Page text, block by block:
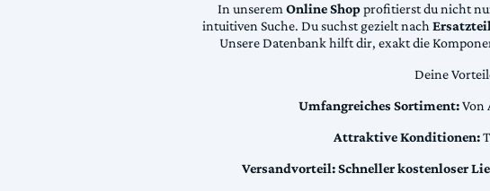
In unseremOnline Shopprofitierst du nicht
intuitiven Suche. Du suchst gezielt nach
Unsere Datenbank hilft dir, exakt die
Deine
Umfangreiches Sortiment:Von
Attraktive Konditionen:
Versandvorteil:Schneller kostenloser